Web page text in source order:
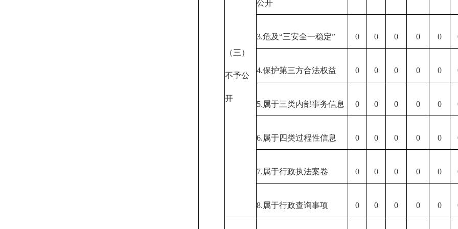
（三）
不予公
开
公开
3.危及“三安全一稳定” 0 0 0 0 0
4.保护第三方合法权益 0 0 0 0 0
5.属于三类内部事务信息 0 0 0 0 0
6.属于四类过程性信息 0 0 0 0 0
7.属于行政执法案卷 0 0 0 0 0
8.属于行政查询事项 0 0 0 0 0